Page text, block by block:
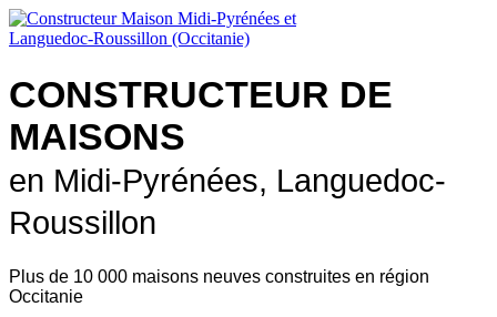
CONSTRUCTEUR DE
MAISONS
en Midi-Pyrénées, Languedoc-
Roussillon
Plus de 10 000 maisons neuves construites en région
Occitanie